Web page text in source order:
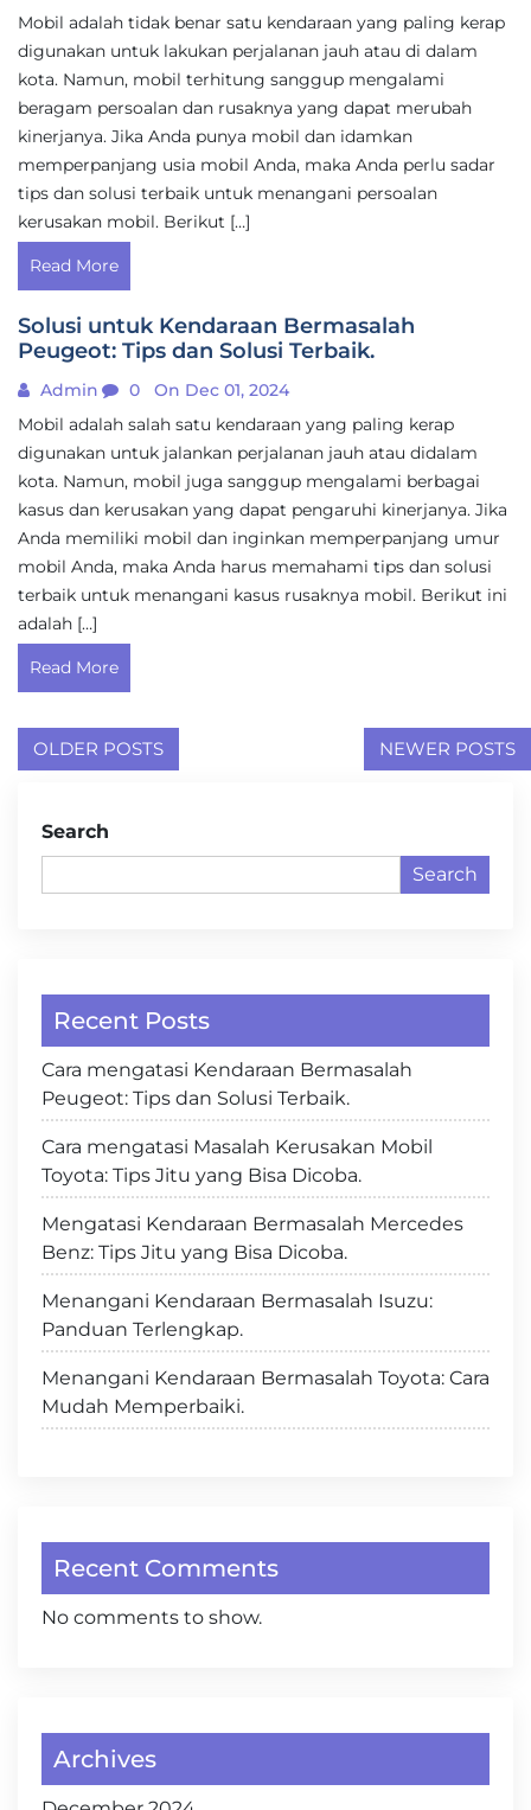
Mobil adalah tidak benar satu kendaraan yang paling kerap
digunakan untuk lakukan perjalanan jauh atau di dalam
kota. Namun, mobil terhitung sanggup mengalami
beragam persoalan dan rusaknya yang dapat merubah
kinerjanya. Jika Anda punya mobil dan idamkan
memperpanjang usia mobil Anda, maka Anda perlu sadar
tips dan solusi terbaik untuk menangani persoalan
kerusakan mobil. Berikut […]
Read More
Solusi untuk Kendaraan Bermasalah
Peugeot: Tips dan Solusi Terbaik.
Admin 0
On Dec 01, 2024
Mobil adalah salah satu kendaraan yang paling kerap
digunakan untuk jalankan perjalanan jauh atau didalam
kota. Namun, mobil juga sanggup mengalami berbagai
kasus dan kerusakan yang dapat pengaruhi kinerjanya. Jika
Anda memiliki mobil dan inginkan memperpanjang umur
mobil Anda, maka Anda harus memahami tips dan solusi
terbaik untuk menangani kasus rusaknya mobil. Berikut ini
adalah […]
Read More
Posts
OLDER POSTS NEWER POSTS
Search
Search
Recent Posts
Cara mengatasi Kendaraan Bermasalah
Peugeot: Tips dan Solusi Terbaik.
Cara mengatasi Masalah Kerusakan Mobil
Toyota: Tips Jitu yang Bisa Dicoba.
Mengatasi Kendaraan Bermasalah Mercedes
Benz: Tips Jitu yang Bisa Dicoba.
Menangani Kendaraan Bermasalah Isuzu:
Panduan Terlengkap.
Menangani Kendaraan Bermasalah Toyota: Cara
Mudah Memperbaiki.
Recent Comments
No comments to show.
Archives